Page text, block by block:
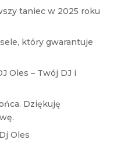
taniec w 2025 roku
który gwarantuje
Oles – Twój DJ i
Dziękuję
Oles